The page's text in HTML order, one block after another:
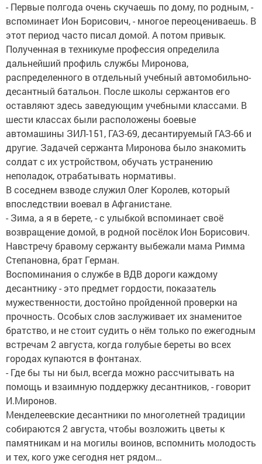
- Первые полгода очень скучаешь по дому, по родным, -
вспоминает Ион Борисович, - многое переоцениваешь. В
этот период часто писал домой. А потом привык.
Полученная в техникуме профессия определила
дальнейший профиль службы Миронова,
распределенного в отдельный учебный автомобильно-
десантный батальон. После школы сержантов его
оставляют здесь заведующим учебными классами. В
шести классах были расположены боевые
автомашины ЗИЛ-151, ГАЗ-69, десантируемый ГАЗ-66 и
другие. Задачей сержанта Миронова было знакомить
солдат с их устройством, обучать устранению
неполадок, отрабатывать нормативы.
В соседнем взводе служил Олег Королев, который
впоследствии воевал в Афганистане.
- Зима, а я в берете, - с улыбкой вспоминает своё
возвращение домой, в родной посёлок Ион Борисович.
Навстречу бравому сержанту выбежали мама Римма
Степановна, брат Герман.
Воспоминания о службе в ВДВ дороги каждому
десантнику - это предмет гордости, показатель
мужественности, достойно пройденной проверки на
прочность. Особых слов заслуживает их знаменитое
братство, и не стоит судить о нём только по ежегодным
встречам 2 августа, когда голубые береты во всех
городах купаются в фонтанах.
- Где бы ты ни был, всегда можно рассчитывать на
помощь и взаимную поддержку десантников, - говорит
И.Миронов.
Менделеевские десантники по многолетней традиции
собираются 2 августа, чтобы возложить цветы к
памятникам и на могилы воинов, вспомнить молодость
и тех, кого уже сегодня нет рядом…